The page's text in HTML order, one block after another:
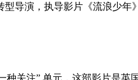
型导演，执导影片《流浪少
种关注” 单元，这部影片是